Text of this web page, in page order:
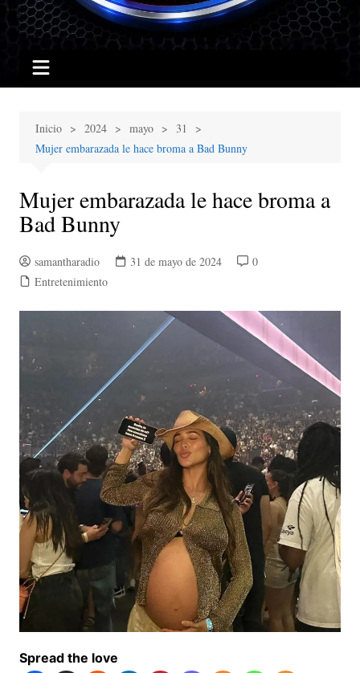
Inicio 2024 mayo
31
Mujer embarazada le hace broma a Bad Bunny
Mujer embarazada le hace broma a
Bad Bunny
samantharadio 31 de mayo de 2024
0
Entretenimiento
Spread the love